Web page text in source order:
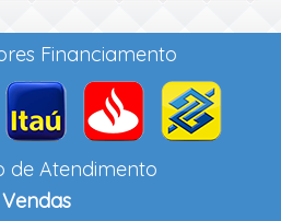
Financiamento
de Atendimento
Vendas